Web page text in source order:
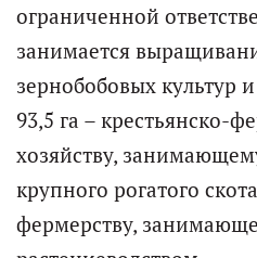
ограниченной
занимается
зернобобовых культур
93,5 га – крестьянско-
хозяйству,
крупного рогатого
фермерству,